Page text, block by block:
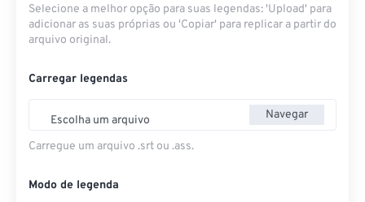
Selecione a melhor opção para suas legendas: 'Upload' para
adicionar as suas próprias ou 'Copiar' para replicar a partir do
arquivo original.
Carregar legendas
Escolha um arquivo Navegar
Carregue um arquivo .srt ou .ass.
Modo de legenda